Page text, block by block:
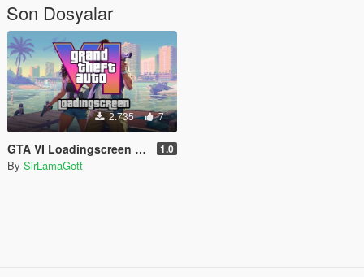
Son Dosyalar
2.735 7
GTA VI Loadingscreen [Images | Music | Logo] 1.0
By SirLamaGott